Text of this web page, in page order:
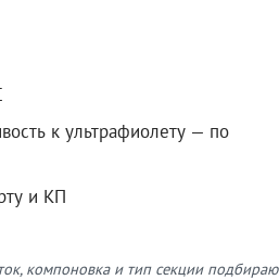
к ультрафиолету — по
и КП
компоновка и тип секции